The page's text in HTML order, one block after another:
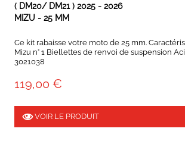
( DM20/ DM21 ) 2025 - 2026
MIZU - 25 MM
Ce kit rabaisse votre moto de 25 mm.
Mizu n° 1 Biellettes de renvoi de suspension
3021038
119,00 €
VOIR LE PRODUIT